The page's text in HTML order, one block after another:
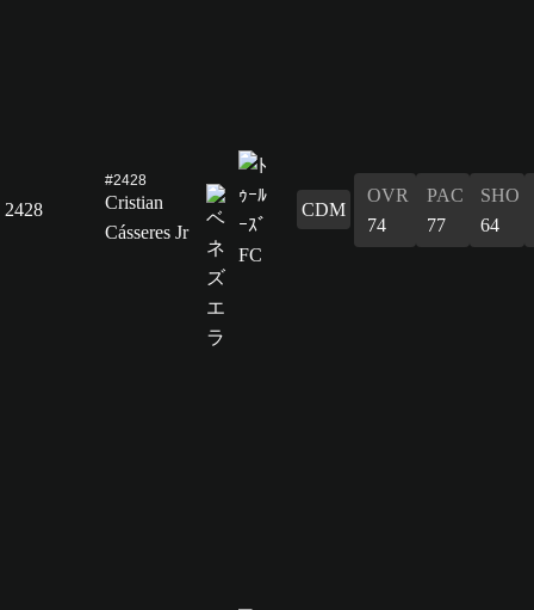
2428
#2428
Cristian
Cásseres Jr
CDM
OVR
74
PAC
77
SHO
64